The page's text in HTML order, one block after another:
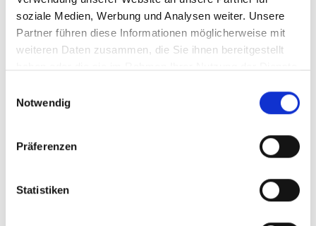
soziale Medien, Werbung und Analysen weiter. Unsere
Partner führen diese Informationen möglicherweise mit
weiteren Daten zusammen, die Sie ihnen bereitgestellt
Notwendig
Präferenzen
Statistiken